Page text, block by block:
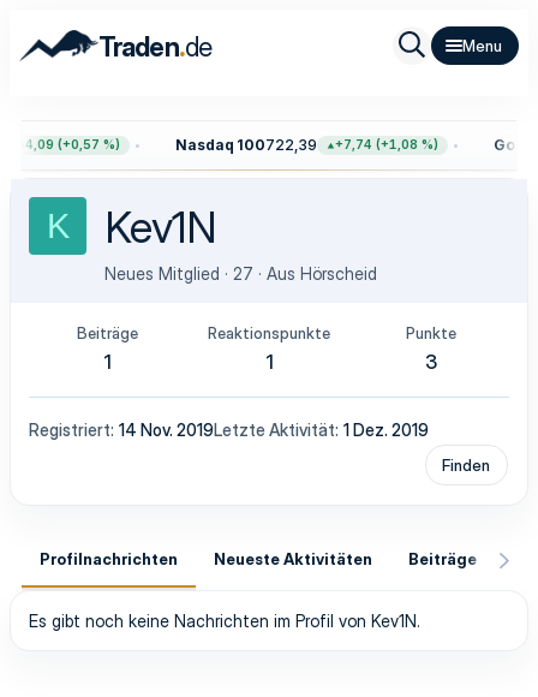
Traden.de
+44,09 (+0,57 %) Nasdaq 100722,39 +7,74 (+1,08 %) Gold
K Kev1N
Neues Mitglied · 27 · Aus Hörscheid
Beiträge
1
Reaktionspunkte
1
Punkte
3
Registriert 14 Nov. 2019Letzte Aktivität 1 Dez. 2019
Finden
Profilnachrichten Neueste Aktivitäten Beiträge
Es gibt noch keine Nachrichten im Profil von Kev1N.